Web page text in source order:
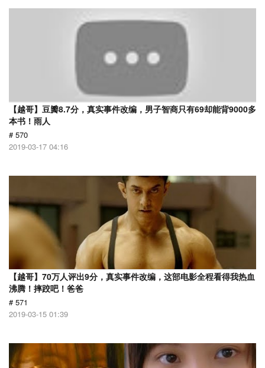
【越哥】豆瓣8.7分，真实事件改编，男子智商只有69却能背9000多
本书！雨人
# 570
2019-03-17 04:16
【越哥】70万人评出9分，真实事件改编，这部电影全程看得我热血
沸腾！摔跤吧！爸爸
# 571
2019-03-15 01:39